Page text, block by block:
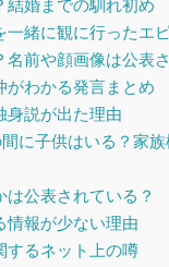
婚までの馴れ初め
緒に観に行ったエ
前や顔画像は公表
わかる発言まとめ
説が出た理由
に子供はいる？家
は公表されている？
報が少ない理由
るネット上の噂